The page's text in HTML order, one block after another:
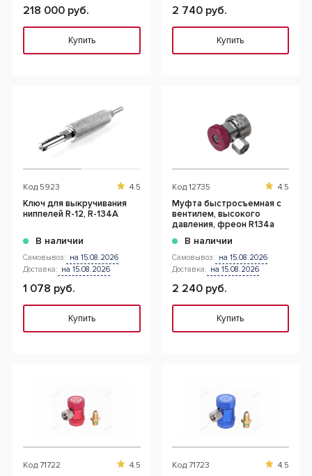
218 000 руб.
Купить
2 740 руб.
Купить
Код 5923 4.5
Ключ для выкручивания
ниппелей R-12, R-134A
В наличии
Самовывоз: на 15.08.2026
Доставка: на 15.08.2026
1 078 руб.
Купить
Код 12735 4.5
Муфта быстросъемная с
вентилем, высокого
давления, фреон R134a
В наличии
Самовывоз: на 15.08.2026
Доставка: на 15.08.2026
2 240 руб.
Купить
Код 71722 4.5 Код 71723 4.5